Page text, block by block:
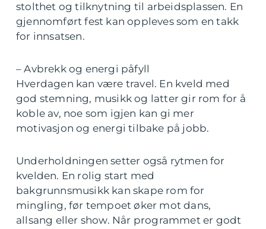
stolthet og tilknytning til arbeidsplassen. En
gjennomført fest kan oppleves som en takk
for innsatsen.
– Avbrekk og energi påfyll
Hverdagen kan være travel. En kveld med
god stemning, musikk og latter gir rom for å
koble av, noe som igjen kan gi mer
motivasjon og energi tilbake på jobb.
Underholdningen setter også rytmen for
kvelden. En rolig start med
bakgrunnsmusikk kan skape rom for
mingling, før tempoet øker mot dans,
allsang eller show. Når programmet er godt